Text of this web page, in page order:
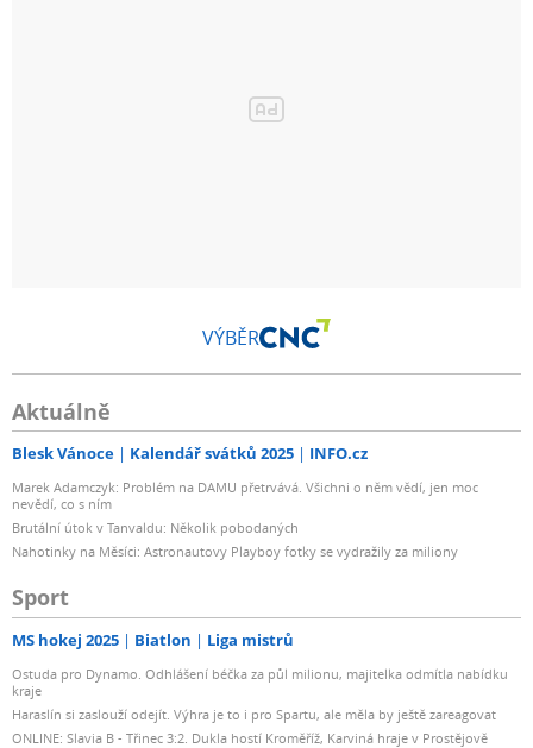
VÝBĚR
Aktuálně
Blesk Vánoce Kalendář svátků 2025 INFO.cz
Marek Adamczyk: Problém na DAMU přetrvává. Všichni o něm vědí, jen moc
nevědí, co s ním
Brutální útok v Tanvaldu: Několik pobodaných
Nahotinky na Měsíci: Astronautovy Playboy fotky se vydražily za miliony
Sport
MS hokej 2025 Biatlon Liga mistrů
Ostuda pro Dynamo. Odhlášení béčka za půl milionu, majitelka odmítla nabídku
kraje
Haraslín si zaslouží odejít. Výhra je to i pro Spartu, ale měla by ještě zareagovat
ONLINE: Slavia B - Třinec 3:2. Dukla hostí Kroměříž, Karviná hraje v Prostějově